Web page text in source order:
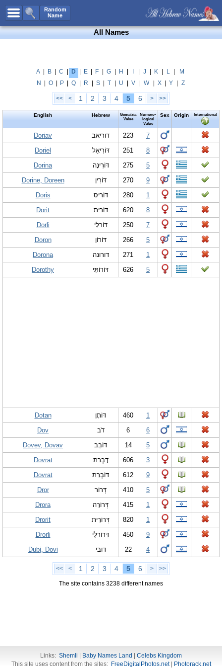
Random
Name
All Names
Boy Names
Unisex Names
Popular Names
Celebs B. DaysNew!
Numerology
Contact Us
All Names
A B C D E F G H J K L
M
N
O P Q R S T U V W X Y Z
<< < 1 2 3 4 5 6 > >>
English Hebrew
Gematria
Value
Numero-
logical
Value
Sex Origin International
Doriav דוריאב 223
7
Doriel
דּוֹרִיאֵל 251
8
Dorina
דּוֹרִינָה 275
5
Dorine, Doreen
דּוֹרִין 270
9
Doris
דּוֹרִיס 280
1
Dorit
דּוֹרִית 620
8
Dorli
דּוֹרלִי 250
7
Doron
דּוֹרוֹן 266
5
Dorona
דורונה 271
1
Dorothy
דּוֹרוֹתִּי 626 5
Dotan דּוֹתָן 460
1
Dov
דֹב 6
6
Dovev, Dovav
דּוֹבֵב 14
5
Dovrat
דָּבְרַת 606
3
Dovrat
דּוֹבְרַת 612
9
Dror
דְּרוֹר 410
5
Drora
דְּרוֹרָה 415
1
Drorit
דְּרוֹרִית 820
1
Drorli
דְּרוֹרלִי 450
9
Dubi, Dovi
דובי 22 4
<< < 1 2 3 4 5 6 > >>
The site contains 3238 different names
Links: Shemli Baby Names Land
Celebs Kingdom
This site uses content from the sites: FreeDigitalPhotos.net| Photorack.net